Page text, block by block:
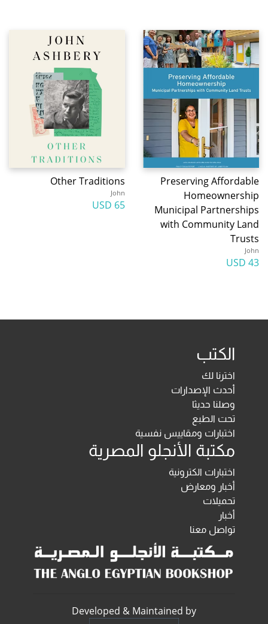
Preserving Affordable
Homeownership
Municipal Partnerships
with Community Land
Trusts
John
43 USD
Other Traditions
John
65 USD
الكتب
اخترنا لك
أحدث الإصدارات
وصلنا حديثا
تحت الطبع
اختبارات ومقاييس نفسية
مكتبة الأنجلو المصرية
اختبارات الكترونية
أخبار ومعارض
تحميلات
أخبار
تواصل معنا
Developed & Maintained by